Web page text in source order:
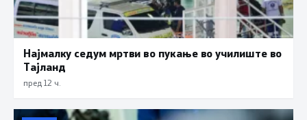
Најмалку седум мртви во пукање во училиште во
Тајланд
пред 12 ч.